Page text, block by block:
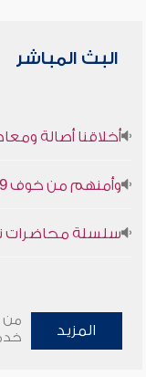
البث المباشر
أخلاقنا أصالة
وأمنهم من خوف 9
سلسلة محاضرات
المزيد
من